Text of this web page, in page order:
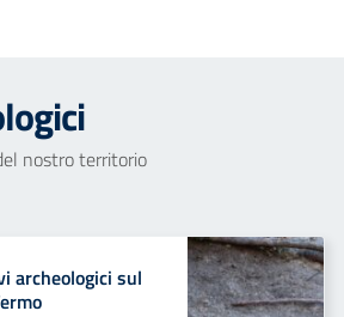
nostro territorio
archeologici sul